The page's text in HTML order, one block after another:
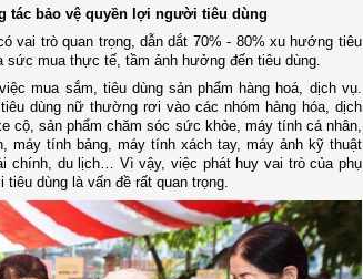
tác bảo vệ quyền lợi người tiêu dùng
vai trò quan trọng, dẫn dắt 70% - 80% xu hướng tiêu
mua thực tế, tầm ảnh hưởng đến tiêu dùng.
mua sắm, tiêu dùng sản phẩm hàng hoá, dịch vụ.
dùng nữ thường rơi vào các nhóm hàng hóa, dịch
cộ, sản phẩm chăm sóc sức khỏe, máy tính cá nhân,
máy tính bảng, máy tính xách tay, máy ảnh kỹ thuật
chính, du lịch… Vì vậy, việc phát huy vai trò của phụ
dùng là vấn đề rất quan trọng.